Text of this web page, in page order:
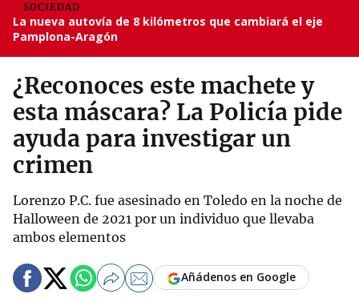
SOCIEDAD
La nueva autovía de 8 kilómetros que cambiará el eje
Pamplona-Aragón
¿Reconoces este machete y
esta máscara? La Policía pide
ayuda para investigar un
crimen
Lorenzo P.C. fue asesinado en Toledo en la noche de
Halloween de 2021 por un individuo que llevaba
ambos elementos
Añádenos en Google